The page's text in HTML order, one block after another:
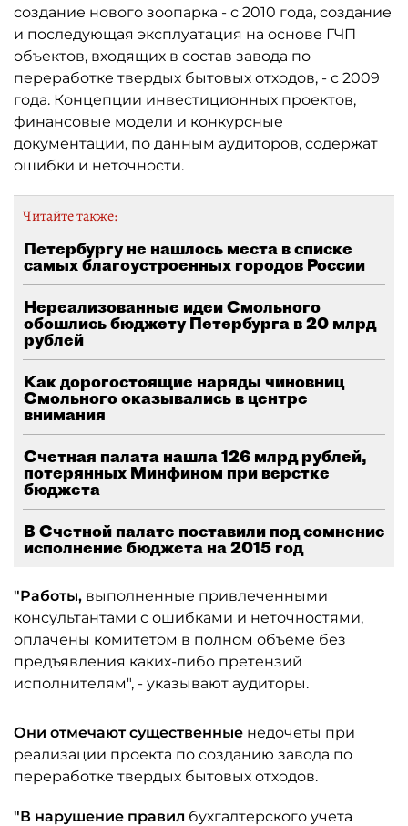
создание нового зоопарка - с 2010 года, создание
и последующая эксплуатация на основе ГЧП
объектов, входящих в состав завода по
переработке твердых бытовых отходов, - с 2009
года. Концепции инвестиционных проектов,
финансовые модели и конкурсные
документации, по данным аудиторов, содержат
ошибки и неточности.
Читайте также:
Петербургу не нашлось места в списке
самых благоустроенных городов России
Нереализованные идеи Смольного
обошлись бюджету Петербурга в 20 млрд
рублей
Как дорогостоящие наряды чиновниц
Смольного оказывались в центре
внимания
Счетная палата нашла 126 млрд рублей,
потерянных Минфином при верстке
бюджета
В Счетной палате поставили под сомнение
исполнение бюджета на 2015 год
"Работы, выполненные привлеченными
консультантами с ошибками и неточностями,
оплачены комитетом в полном объеме без
предъявления каких-либо претензий
исполнителям", - указывают аудиторы.
Они отмечают существенные недочеты при
реализации проекта по созданию завода по
переработке твердых бытовых отходов.
"В нарушение правил бухгалтерского учета